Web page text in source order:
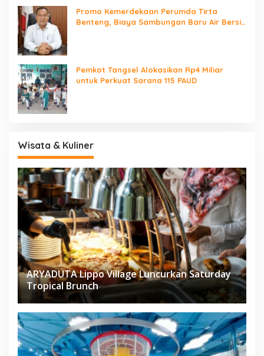
Promo Kemerdekaan Perumda Tirta
Benteng, Biaya Sambungan Baru Air Bersih
Pemkot Tangsel Alokasikan Rp4 Miliar
untuk Perkuat Sarana 115 PAUD
Wisata & Kuliner
ARYADUTA Lippo Village Luncurkan Saturday
Tropical Brunch